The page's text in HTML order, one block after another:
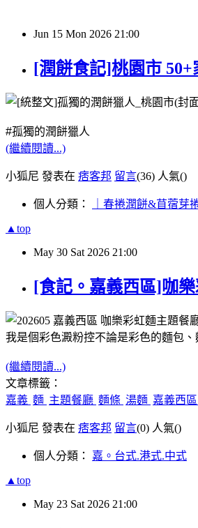
Jun 15 Mon 2026 21:00
[潤餅食記]桃園市 50+
#孤獨的潤餅獵人
(繼續閱讀...)
小狐尼 發表在 痞客邦 留言(36) 人氣()
個人分類： ｜春捲潤餅&苜蓿芽
▲top
May 30 Sat 2026 21:00
[食記。嘉義西區]咖
我是個彩色澱粉控不論是彩色的麵包
(繼續閱讀...)
文章標籤：
嘉義 麵 主題餐廳 麵條 湯麵 嘉義西區
小狐尼 發表在 痞客邦 留言(0) 人氣()
個人分類： 嘉。台式.港式.中式
▲top
May 23 Sat 2026 21:00